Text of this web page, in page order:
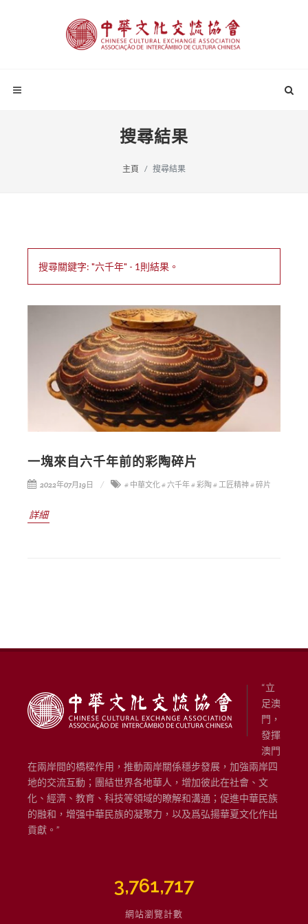
搜尋結果
主頁 搜尋結果
搜尋關鍵字: "六千年" - 1則結果。
一塊來自六千年前的彩陶碎片
2022年07月19日 # 中華文化# 六千年# 彩陶# 工匠精神 # 碎片
詳細
“立
足澳
門，
發揮
澳門
在兩岸間的橋樑作用，推動兩岸關係穩步發展，加強兩岸四
地的交流互動；團結世界各地華人，增加彼此在社會、文
化、經濟、教育、科技等領域的瞭解和溝通；促進中華民族
的融和，增强中華民族的凝聚力，以及爲弘揚華夏文化作出
貢獻。”
3,761,717
網站瀏覽計數